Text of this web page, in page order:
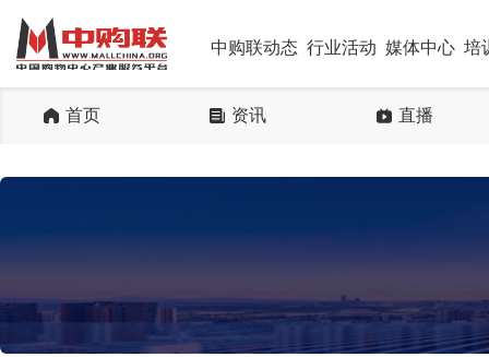
中购联动态 行业活动 媒体中心 培
首页 资讯 直播